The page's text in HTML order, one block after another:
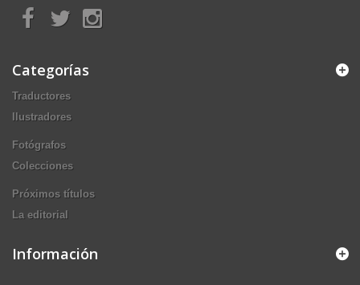
Categorías
Traductores
Ilustradores
Fotógrafos
Colecciones
Próximos títulos
La editorial
Información